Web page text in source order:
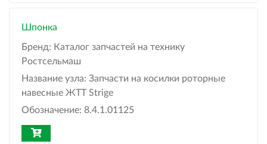
Шпонка
Бренд: Каталог запчастей на технику
Ростсельмаш
Название узла: Запчасти на косилки роторные
навесные ЖТТ Strige
Обозначение: 8.4.1.01125